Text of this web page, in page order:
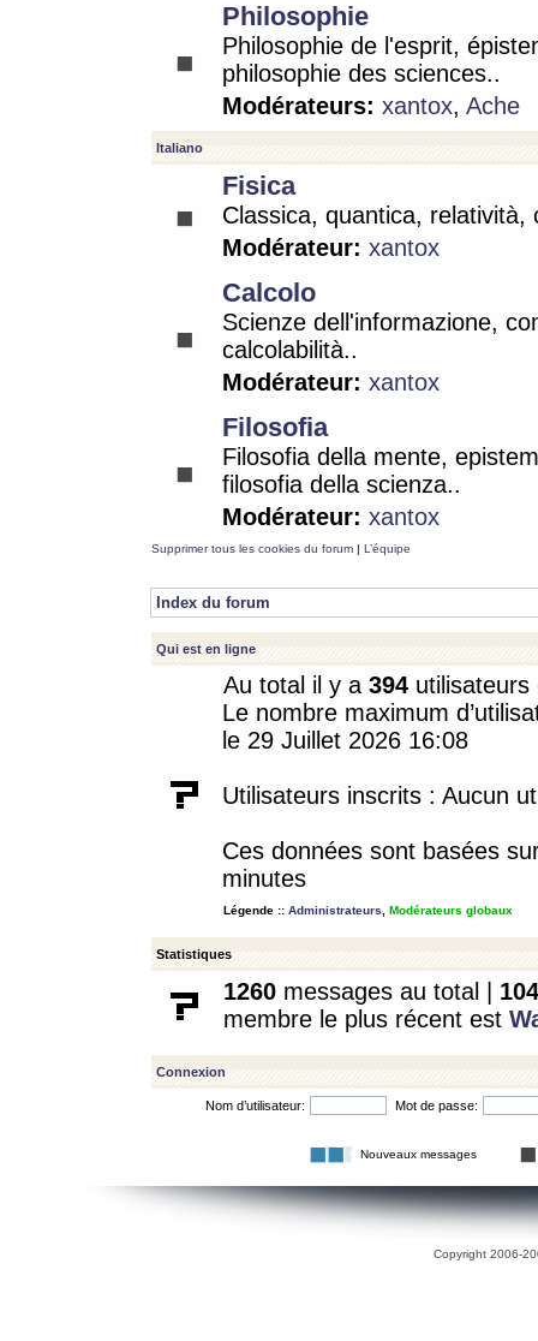
Philosophie
Philosophie de l'esprit,
philosophie des sciences..
Modérateurs: xantox, Ache
Italiano
Fisica
Classica, quantica, relatività,
Modérateur: xantox
Calcolo
Scienze dell'informazione,
calcolabilità..
Modérateur: xantox
Filosofia
Filosofia della mente,
filosofia della scienza..
Modérateur: xantox
Supprimer tous les cookies du forum | L’équipe
Index du forum
Qui est en ligne
Au total il y a 394
Le nombre maximum
le 29 Juillet 2026 16:08
Utilisateurs inscrits : Aucun
Ces données sont basées
minutes
Légende :: Administrateurs Modérateurs globaux
Statistiques
1260 messages au total | 104
membre le plus récent est
Connexion
Nom d’utilisateur: Mot de passe:
Nouveaux messages
Copyright 2006-